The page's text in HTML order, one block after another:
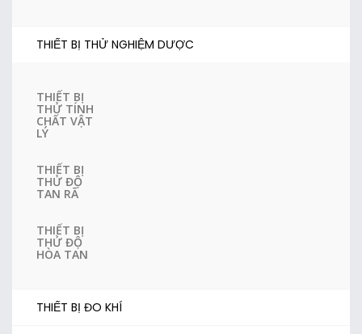
THIẾT BỊ THỬ NGHIỆM DƯỢC
THIẾT BỊ
THỬ TÍNH
CHẤT VẬT
LÝ
THIẾT BỊ
THỬ ĐỘ
TAN RÃ
THIẾT BỊ
THỬ ĐỘ
HÒA TAN
THIẾT BỊ ĐO KHÍ